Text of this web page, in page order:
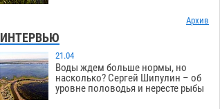
Архив
ИНТЕРВЬЮ
21.04
Воды ждем больше нормы, но
насколько? Сергей Шипулин – об
уровне половодья и нересте рыбы